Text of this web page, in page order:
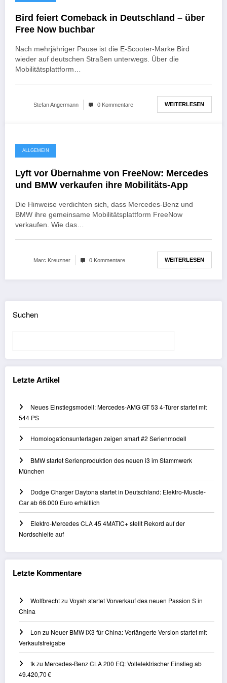
Bird feiert Comeback in Deutschland – über
Free Now buchbar
Nach mehrjähriger Pause ist die E-Scooter-Marke Bird
wieder auf deutschen Straßen unterwegs. Über die
Mobilitätsplattform…
Stefan Angermann 0 Kommentare WEITERLESEN
28. März 2025
ALLGEMEIN
Lyft vor Übernahme von FreeNow: Mercedes
und BMW verkaufen ihre Mobilitäts-App
Die Hinweise verdichten sich, dass Mercedes-Benz und
BMW ihre gemeinsame Mobilitätsplattform FreeNow
verkaufen. Wie das…
Marc Kreuzner 0 Kommentare WEITERLESEN
Suchen
Letzte Artikel
Neues Einstiegsmodell: Mercedes-AMG GT 53 4-Türer startet mit
544 PS
Homologationsunterlagen zeigen smart #2 Serienmodell
BMW startet Serienproduktion des neuen i3 im Stammwerk
München
Dodge Charger Daytona startet in Deutschland: Elektro-Muscle-
Car ab 66.000 Euro erhältlich
Elektro-Mercedes CLA 45 4MATIC+ stellt Rekord auf der
Nordschleife auf
Letzte Kommentare
Wolfbrechtzu Voyah startet Vorverkauf des neuen Passion S in
China
Lon zu Neuer BMW iX3 für China: Verlängerte Version startet mit
Verkaufsfreigabe
tkzu Mercedes-Benz CLA 200 EQ: Vollelektrischer Einstieg ab
49.420,70 €